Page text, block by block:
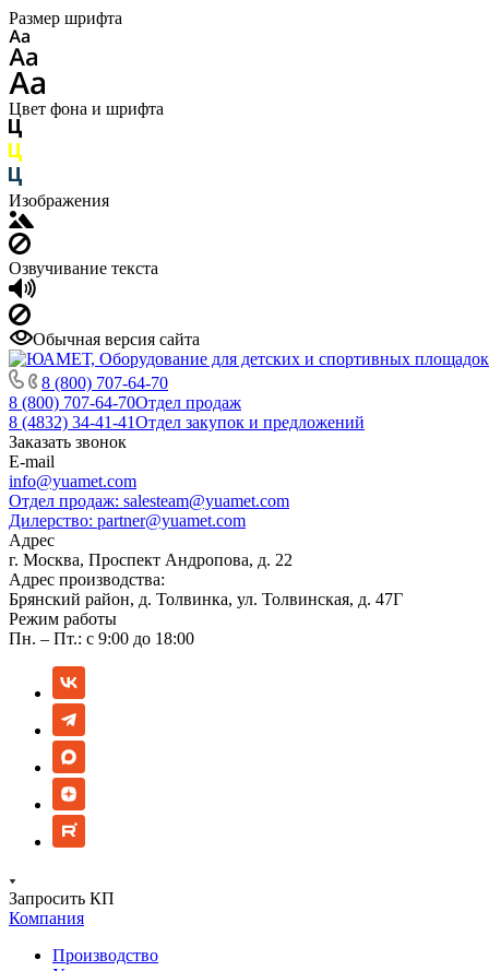
Размер шрифта
Цвет фона и шрифта
Изображения
Озвучивание текста
Обычная версия сайта
8 (800) 707-64-70
8 (800) 707-64-70Отдел продаж
8 (4832) 34-41-41Отдел закупок и предложений
Заказать звонок
E-mail
info@yuamet.com
Отдел продаж: salesteam@yuamet.com
Дилерство: partner@yuamet.com
Адрес
г. Москва, Проспект Андропова, д. 22
Адрес производства:
Брянский район, д. Толвинка, ул. Толвинская, д. 47Г
Режим работы
Пн. – Пт.: с 9:00 до 18:00
Запросить КП
Компания
Производство